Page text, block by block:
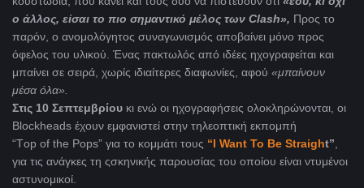
ο άλλος, είσαι το πιο σημαντικό μέλος των Clash», Προς το
παρόν, ο ανομολόγητος συναγωνισμός αποβαίνει μόνο προς
όφελος του υλικού. Ένας πακτωλός από ιδέες ηχογραφείται και
μπαίνει σε σειρά, χωρίς ιδιαίτερες διαφωνίες, αφού «μπαίνουν
μέσα όλα».
Στις 10 Σεπτεμβρίου κι ενώ οι ηχογραφήσεις ολοκληρώνονται, οι
Blockheads έχουν εμφανιστεί στην τηλεοπτική εκπομπή
“Τop of the Pops” για το κομμάτι τους “I Want To Be Straight”,
για τις ανάγκες τη ςσκηνικής παρουσίας του οποίου είναι ντυμένοι
αστυνομικοί.